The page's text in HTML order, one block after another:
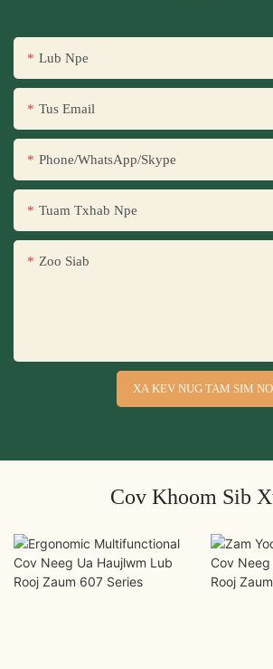
Lub Npe
Tus Email
Phone/WhatsApp/Skype
Tuam Txhab Npe
Zoo Siab
XA KEV NUG TAM SIM NO
Cov Khoom Sib